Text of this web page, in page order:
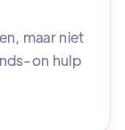
maar niet
on hulp